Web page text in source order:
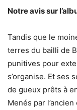
Notre avis sur
Tandis que le
terres du bailli de
punitives pour
s’organise. Et ses
de gueux prêts à
Menés par